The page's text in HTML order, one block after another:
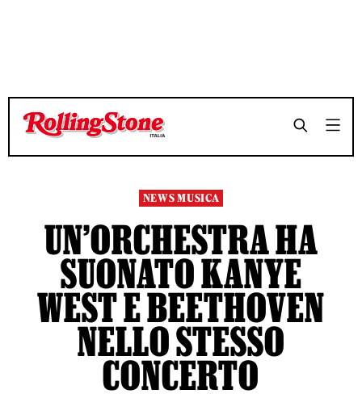
TEMPO DI LETTURA 3 MINUTI SHARE
TEMPO DI LETTURA 3 MINUTI SHARE
NEWS MUSICA
UN’ORCHESTRA HA
SUONATO KANYE
WEST E BEETHOVEN
NELLO STESSO
CONCERTO